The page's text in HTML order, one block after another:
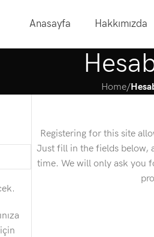
Anasayfa Hakkımızda
Home/
Registering for this site
Just fill in the fields below,
time. We will only ask you